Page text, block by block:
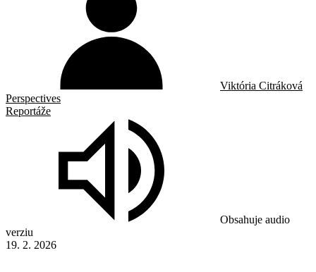
Viktória Citráková
Perspectives
Reportáže
Obsahuje audio
verziu
19. 2. 2026